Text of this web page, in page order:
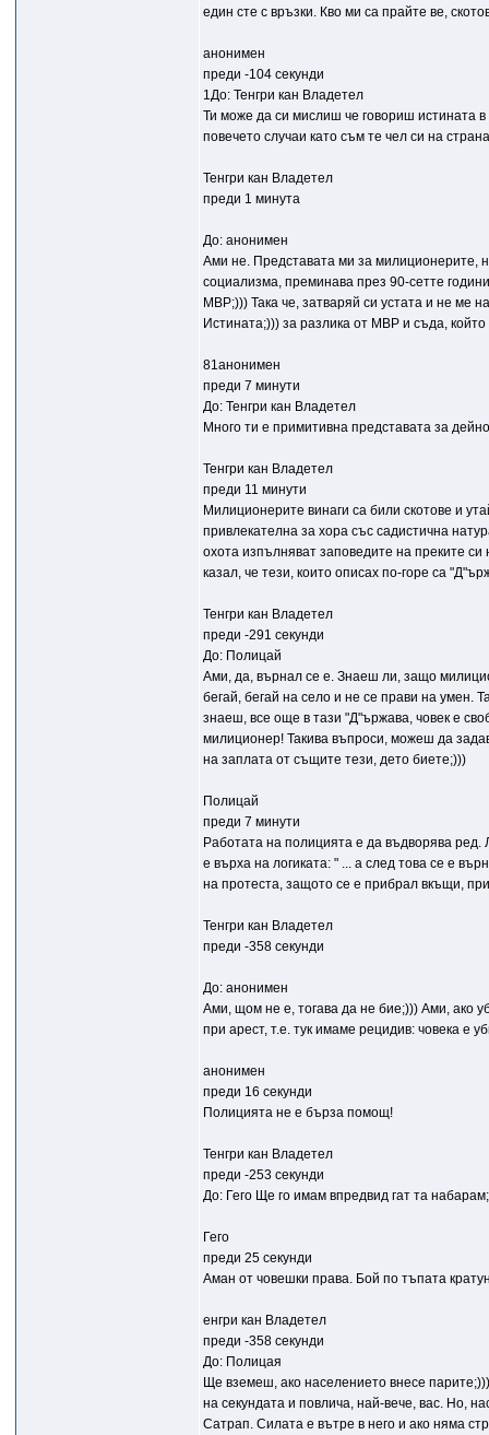
един сте с връзки. Кво ми са прайте ве,
анонимен
преди -104 секунди
1До: Тенгри кан Владетел
Ти може да си мислиш че говориш истината
повечето случаи като съм те чел си на
Тенгри кан Владетел
преди 1 минута
До: анонимен
Ами не. Представата ми за милиционерите,
социализма, преминава през 90-сетте
МВР;))) Така че, затваряй си устата и не ме
Истината;))) за разлика от МВР и съда,
81анонимен
преди 7 минути
До: Тенгри кан Владетел
Много ти е примитивна представата за
Тенгри кан Владетел
преди 11 минути
Милиционерите винаги са били скотове и
привлекателна за хора със садистична
охота изпълняват заповедите на преките
казал, че тези, които описах по-горе са
Тенгри кан Владетел
преди -291 секунди
До: Полицай
Ами, да, върнал се е. Знаеш ли, защо
бегай, бегай на село и не се прави на умен.
знаеш, все още в тази "Д"ържава, човек е
милиционер! Такива въпроси, можеш да
на заплата от същите тези, дето биете;)))
Полицай
преди 7 минути
Работата на полицията е да въдворява ред.
е върха на логиката: " ... а след това се е
на протеста, защото се е прибрал вкъщи,
Тенгри кан Владетел
преди -358 секунди
До: анонимен
Ами, щом не е, тогава да не бие;))) Ами, ако
при арест, т.е. тук имаме рецидив: човека е
анонимен
преди 16 секунди
Полицията не е бърза помощ!
Тенгри кан Владетел
преди -253 секунди
До: Гего Ще го имам впредвид гат та
Гего
преди 25 секунди
Аман от човешки права. Бой по тъпата
енгри кан Владетел
преди -358 секунди
До: Полицая
Ще вземеш, ако населението внесе
на секундата и повлича, най-вече, вас. Но,
Сатрап. Силата е вътре в него и ако няма